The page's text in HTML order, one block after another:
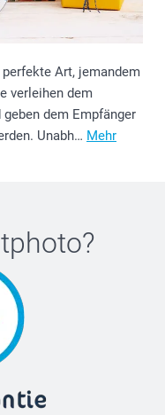
Art, jemandem
verleihen dem
dem Empfänger
Unabh… Mehr
?